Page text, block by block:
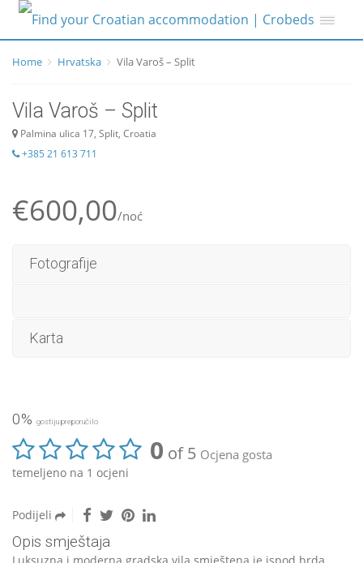
Home Hrvatska Vila Varoš – Split
Vila Varoš – Split
Palmina ulica 17, Split, Croatia
+385 21 613 711
€600,00/noć
Fotografije
Karta
0% gostiju preporučilo
0 of 5 Ocjena gosta
temeljeno na 1 ocjeni
Podijeli
Opis smještaja